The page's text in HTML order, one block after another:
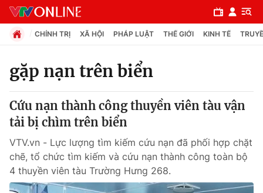
Chuyên mục
Chính trị
Xã hội
Pháp luật
CHÍNH TRỊ XÃ HỘI PHÁP LUẬT THẾ GIỚI KINH TẾ
gặp nạn trên biển
Cứu nạn thành công thuyền viên tàu vận
tải bị chìm trên biển
VTV.vn - Lực lượng tìm kiếm cứu nạn đã phối hợp chặt
chẽ, tổ chức tìm kiếm và cứu nạn thành công toàn bộ
4 thuyền viên tàu Trường Hưng 268.